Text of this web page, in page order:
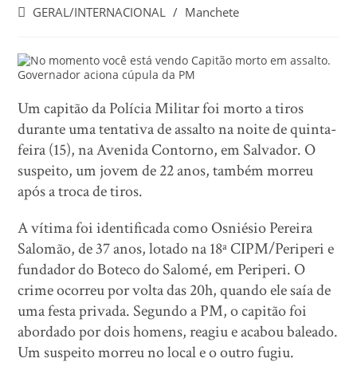
GERAL/INTERNACIONAL / Manchete
Um capitão da Polícia Militar foi morto a tiros
durante uma tentativa de assalto na noite de quinta-
feira (15), na Avenida Contorno, em Salvador. O
suspeito, um jovem de 22 anos, também morreu
após a troca de tiros.
A vítima foi identificada como Osniésio Pereira
Salomão, de 37 anos, lotado na 18ª CIPM/Periperi e
fundador do Boteco do Salomé, em Periperi. O
crime ocorreu por volta das 20h, quando ele saía de
uma festa privada. Segundo a PM, o capitão foi
abordado por dois homens, reagiu e acabou baleado.
Um suspeito morreu no local e o outro fugiu.